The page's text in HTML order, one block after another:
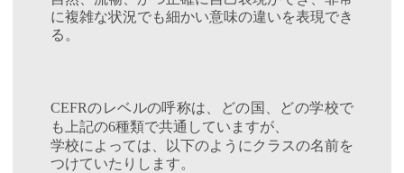
に複雑な状況でも細かい意味の違いを表現でき
る。
CEFRのレベルの呼称は、どの国、どの学校で
も上記の6種類で共通していますが、
学校によっては、以下のようにクラスの名前を
つけていたりします。